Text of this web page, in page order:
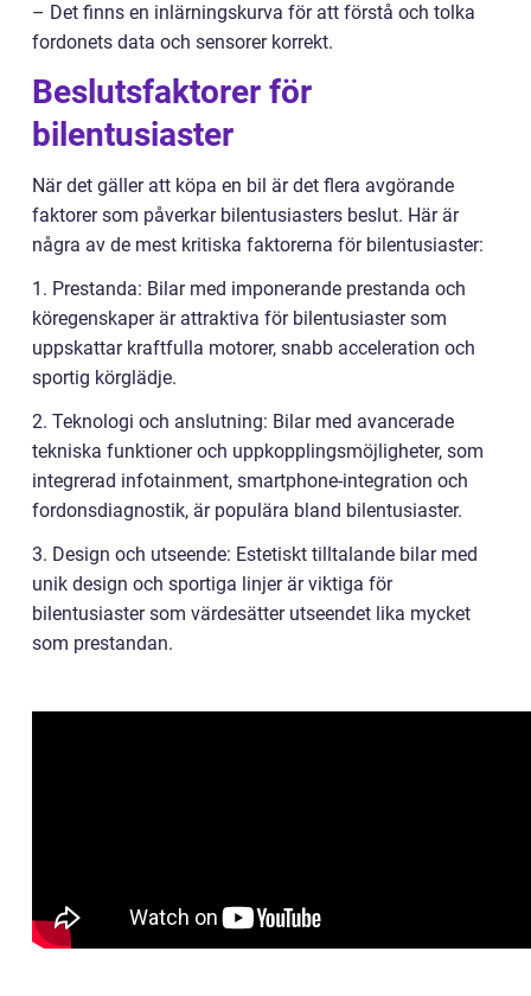
– Det finns en inlärningskurva för att förstå och tolka
fordonets data och sensorer korrekt.
Beslutsfaktorer för
bilentusiaster
När det gäller att köpa en bil är det flera avgörande
faktorer som påverkar bilentusiasters beslut. Här är
några av de mest kritiska faktorerna för bilentusiaster:
1. Prestanda: Bilar med imponerande prestanda och
köregenskaper är attraktiva för bilentusiaster som
uppskattar kraftfulla motorer, snabb acceleration och
sportig körglädje.
2. Teknologi och anslutning: Bilar med avancerade
tekniska funktioner och uppkopplingsmöjligheter, som
integrerad infotainment, smartphone-integration och
fordonsdiagnostik, är populära bland bilentusiaster.
3. Design och utseende: Estetiskt tilltalande bilar med
unik design och sportiga linjer är viktiga för
bilentusiaster som värdesätter utseendet lika mycket
som prestandan.